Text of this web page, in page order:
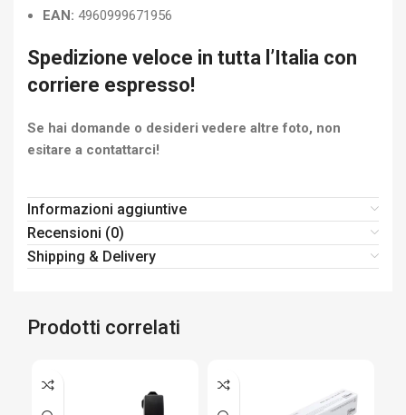
EAN: 4960999671956
Spedizione veloce in tutta l’Italia con
corriere espresso!
Se hai domande o desideri vedere altre foto, non
esitare a contattarci!
Informazioni aggiuntive
Recensioni (0)
Shipping & Delivery
Prodotti correlati